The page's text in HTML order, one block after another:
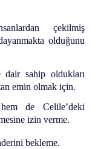
çekilmiş
olduğunu
dair sahip oldukları
emin olmak için.
de Celile’deki
izin verme.
bekleme.